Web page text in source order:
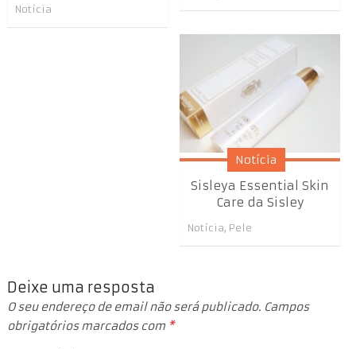
Notícia
Notícia
Sisleya Essential Skin
Care da Sisley
Notícia, Pele
Deixe uma resposta
O seu endereço de email não será publicado. Campos
obrigatórios marcados com *